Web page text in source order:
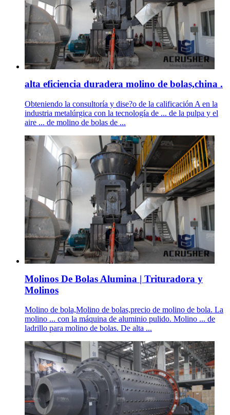
alta eficiencia duradera molino de bolas,china .
Obteniendo la consultoría y dise?o de la calificación A en la
industria metalúrgica con la tecnología de ... de la pulpa y el
aire ... de molino de bolas de ...
Molinos De Bolas Alumina | Trituradora y
Molinos
Molino de bola,Molino de bolas,precio de molino de bola. La
molino ... con la máquina de aluminio pulido. Molino ... de
ladrillo para molino de bolas. De alta ...